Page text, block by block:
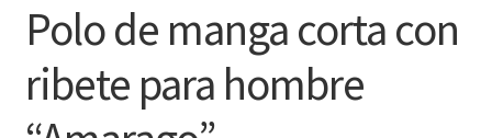
Polo de manga corta con
ribete para hombre